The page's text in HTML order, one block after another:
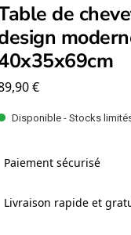
de
€
Disponible - Stocks
Paiement sécurisé
Livraison rapide et